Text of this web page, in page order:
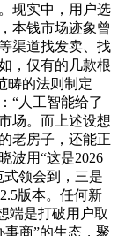
现实中，用户选
本钱市场迹象曾
渠道找发卖、找
，仅有的几款根
畴的法则制定
“人工智能给了
场。而上述设想
老房子，还能正
波用“这是2026
领会到，三是
版本。任何新
端是打破用户取
商”的生态，聚